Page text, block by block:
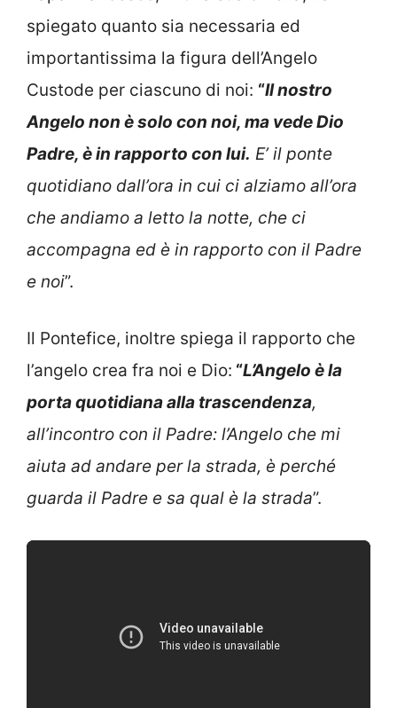
spiegato quanto sia necessaria ed
importantissima la figura dell’Angelo
Custode per ciascuno di noi: “Il nostro
Angelo non è solo con noi, ma vede Dio
Padre, è in rapporto con lui. E’ il ponte
quotidiano dall’ora in cui ci alziamo all’ora
che andiamo a letto la notte, che ci
accompagna ed è in rapporto con il Padre
e noi”.
Il Pontefice, inoltre spiega il rapporto che
l’angelo crea fra noi e Dio: “L’Angelo è la
porta quotidiana alla trascendenza,
all’incontro con il Padre: l’Angelo che mi
aiuta ad andare per la strada, è perché
guarda il Padre e sa qual è la strada”.